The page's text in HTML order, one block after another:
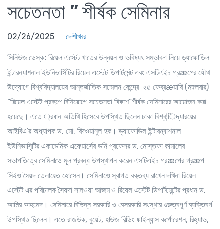
সচেতনতা ” শীর্ষক সেমিনার
02/26/2025 দেশীখবর
সিনিউজ ডেস্ক: রিয়েল এস্টেট খাতের উন্নয়ন ও ভবিষ্যৎ সম্ভাবনা নিয়ে ড্যাফোডিল
ইন্টারন্যাশনাল ইউনিভার্সিটির রিয়েল এস্টেট ডিপার্টমেন্ট এবং এসটিএইচ গ্রæপের যৌথ
উদ্যোগে বিশ্ববিদ্যালয়ের আন্তর্জাতিক সম্মেলন কেন্দ্রে ২৫ ফেব্রæয়ারি (মঙ্গলবার)
“রিয়েল এস্টেট প্রকল্পে বিনিয়োগে সচেতনতা বিকাশ”শীর্ষক সেমিনারের আয়োজন করা
হয়েছে। এতে ্রধান অতিথি হিসেবে উপস্থিত ছিলেন ঢাকা বিশ্ব¦িদ্যারয়ের
আইবিএ’র অধ্যাপক ড. মো. রিদওয়ানুল হক। ড্যাফোডিল ইন্টারন্যাশনাল
ইউনিভাসিৃটির একাডেমিক এফেয়ার্সের ডনি প্রফেসর ড. মোস্তফা কামালের
সভাপতিত্বে সেমিনাওে মূল প্রবন্ধ উপস্থাপন করেন এসটিএইচ গ্রæপের গ্রæপ
সিইও সৈয়দ তেলায়েত হোসেন। সেমিনাওে স্বাগত বক্তব্য রাখেন দখিনা রিয়েল
এস্টেট এর পরিচালক সৈয়দা সালওয়া আজম ও রিয়েল এস্টেট ডিপার্টমেন্টের প্রধান ড.
আমির আহমেদ। সেমিনারে বিভিন্ন সরকারি ও বেসরকারি সংস্থার গুরুত্বপূর্ণ ব্যক্তিবর্গ
উপস্থিত ছিলেন। এতে রাজউক, বুয়েট, হাউজ বিল্ডিং ফাইন্যান্স কর্পোরেশন, রিহ্যাভ,